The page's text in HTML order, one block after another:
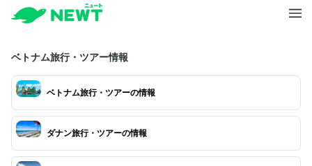
ベトナム旅行・ツアー情報
ベトナム旅行・ツアーの情報
ダナン旅行・ツアーの情報